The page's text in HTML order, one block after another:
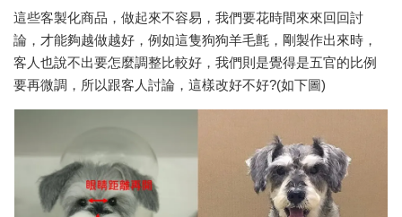
這些客製化商品，做起來不容易，我們要花時間來來回回討
論，才能夠越做越好，例如這隻狗狗羊毛氈，剛製作出來時，
客人也說不出要怎麼調整比較好，我們則是覺得是五官的比例
要再微調，所以跟客人討論，這樣改好不好?(如下圖)